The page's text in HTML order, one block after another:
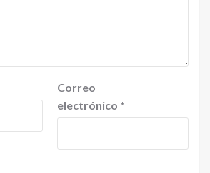
Correo
electrónico *